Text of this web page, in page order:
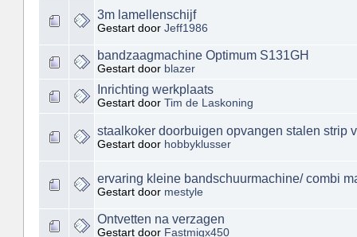
3m lamellenschijf
Gestart door Jeff1986
bandzaagmachine Optimum S131GH
Gestart door blazer
Inrichting werkplaats
Gestart door Tim de Laskoning
staalkoker doorbuigen opvangen stalen strip
Gestart door hobbyklusser
ervaring kleine bandschuurmachine/ combi
Gestart door mestyle
Ontvetten na verzagen
Gestart door Fastmigx450